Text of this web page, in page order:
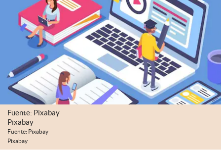
Clase
Mundial 2026
Eventos Corporativos
El Cronista Studio
Mediakit
abre en nueva pestaña
Argentina
Fuente: Pixabay
Pixabay
Fuente: Pixabay
Pixabay